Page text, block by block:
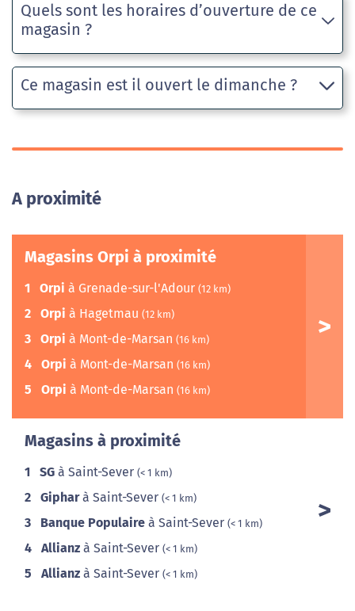
Quels sont les horaires d’ouverture de ce
magasin ?
Ce magasin est il ouvert le dimanche ?
A proximité
Magasins Orpi à proximité
1 Orpi à Grenade-sur-l'Adour (12 km)
2 Orpi à Hagetmau (12 km)
3 Orpi à Mont-de-Marsan (16 km)
4 Orpi à Mont-de-Marsan (16 km)
5 Orpi à Mont-de-Marsan (16 km)
Magasins à proximité
1 SG à Saint-Sever (< 1 km)
2 Gipharà Saint-Sever (< 1 km)
3 Banque Populaire à Saint-Sever (< 1 km)
4 Allianz à Saint-Sever (< 1 km)
5 Allianz à Saint-Sever (< 1 km)